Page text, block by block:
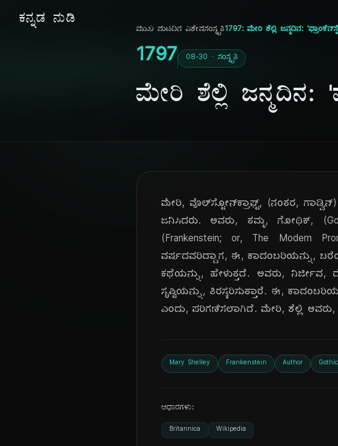
ಕನ್ನಡ ನುಡಿ
ಮುಖ ಪುಟದಿನ ವಿಶೇಷಸಂಸ್ಕೃತಿ1797: ಮೇರಿ ಶೆಲ್ಲಿ ಜನ್ಮದಿನ:
1797 08-30 · ಸಂಸ್ಕೃತಿ
ಮೇರಿ ಶೆಲ್ಲಿ ಜನ್ಮದಿನ:
ಮೇರಿ, ವೊಲ್‌ಸ್ಟೋನ್‌ಕ್ರಾಫ್ಟ್, (ನಂತರ,
ಜನಿಸಿದರು. ಅವರು, ತಮ್ಮ, ಗೋಥಿಕ್,
(Frankenstein; or, The Modern
ವರ್ಷದವರಿದ್ದಾಗ, ಈ, ಕಾದಂಬರಿಯನ್ನು,
ಕಥೆಯನ್ನು, ಹೇಳುತ್ತದೆ. ಅವರು, ನಿರ್ಜೀವ,
ಸೃಷ್ಟಿಯನ್ನು, ತಿರಸ್ಕರಿಸುತ್ತಾರೆ. ಈ,
ಎಂದು, ಪರಿಗಣಿಸಲಾಗಿದೆ. ಮೇರಿ, ಶೆಲ್ಲಿ
Mary Shelley Frankenstein Author
ಆಧಾರಗಳು:
Britannica Wikipedia